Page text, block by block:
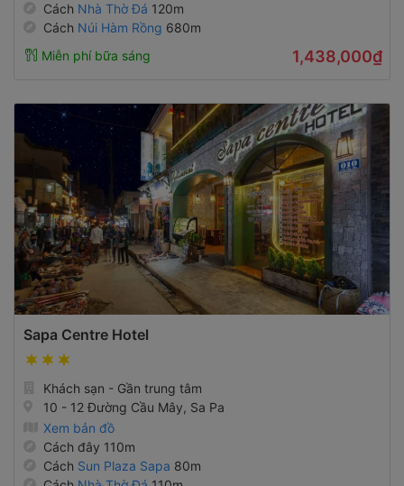
Cách Nhà Thờ Đá 120m
Cách Núi Hàm Rồng 680m
Miễn phí bữa sáng
1,438,000₫
Sapa Centre Hotel
Khách sạn - Gần trung tâm
10 - 12 Đường Cầu Mây, Sa Pa
Xem bản đồ
Cách đây 110m
Cách Sun Plaza Sapa 80m